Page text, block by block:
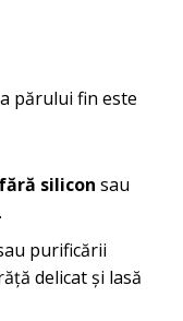
părului fin este
silicon sau
purificării
delicat și lasă